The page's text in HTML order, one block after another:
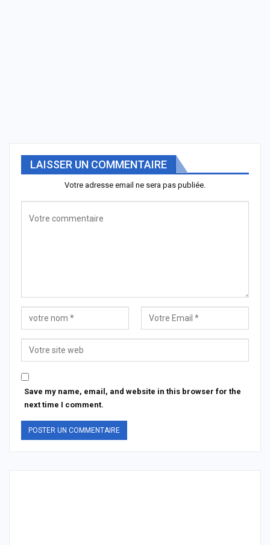
LAISSER UN COMMENTAIRE
Votre adresse email ne sera pas publiée.
Save my name, email, and website in this browser for the
next time I comment.